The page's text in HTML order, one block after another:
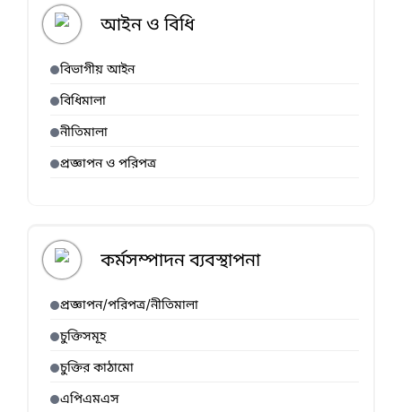
আইন ও বিধি
বিভাগীয় আইন
বিধিমালা
নীতিমালা
প্রজ্ঞাপন ও পরিপত্র
কর্মসম্পাদন ব্যবস্থাপনা
প্রজ্ঞাপন/পরিপত্র/নীতিমালা
চুক্তিসমূহ
চুক্তির কাঠামো
এপিএমএস